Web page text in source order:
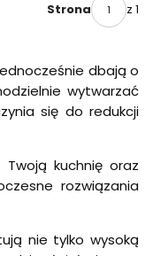
Strona z 1
dbają o
wytwarzać
się do redukcji
kuchnię oraz
rozwiązania
nie tylko wysoką